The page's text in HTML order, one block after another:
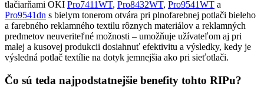
tlačiarňami OKI Pro7411WT, Pro8432WT, Pro9541WT a
Pro9541dn s bielym tonerom otvára pri plnofarebnej potlači bieleho
a farebného reklamného textilu rôznych materiálov a reklamných
predmetov neuveriteľné možnosti – umožňuje užívateľom aj pri
malej a kusovej produkcii dosiahnuť efektivitu a výsledky, kedy je
výsledná potlač textílie na dotyk jemnejšia ako pri sieťotlači.
Čo sú teda najpodstatnejšie benefity tohto RIPu?